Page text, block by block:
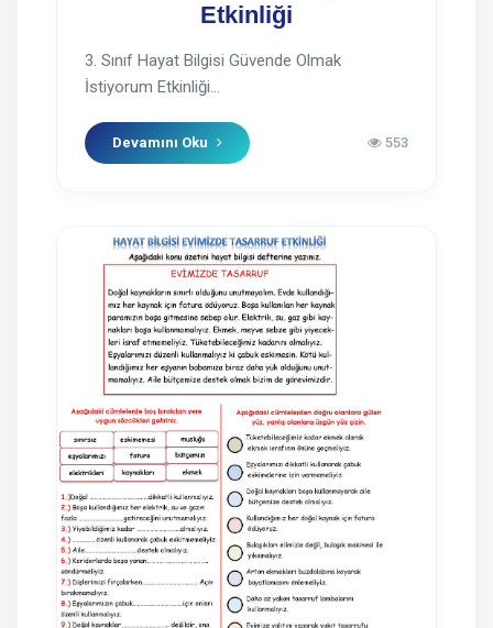
Etkinliği
3. Sınıf Hayat Bilgisi Güvende Olmak
İstiyorum Etkinliği...
Devamını Oku 553